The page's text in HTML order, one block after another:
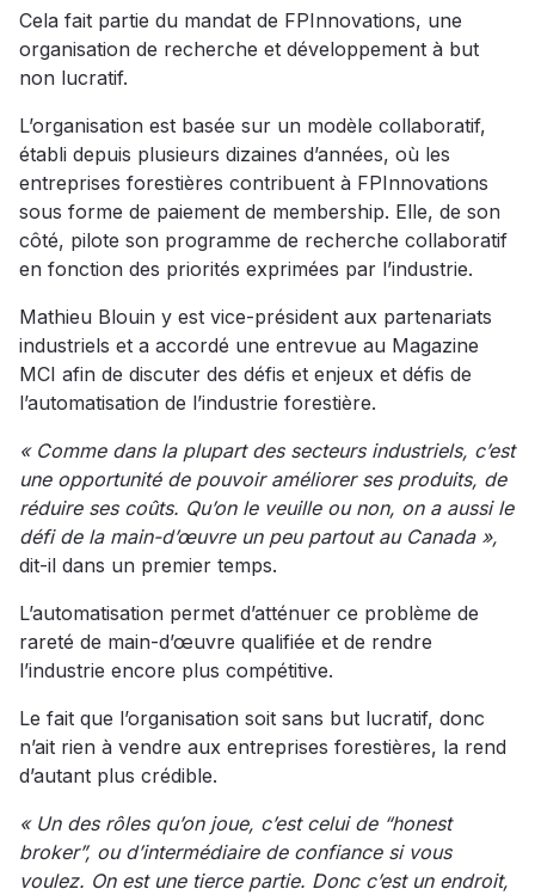
Cela fait partie du mandat de FPInnovations, une
organisation de recherche et développement à but
non lucratif.
L’organisation est basée sur un modèle collaboratif,
établi depuis plusieurs dizaines d’années, où les
entreprises forestières contribuent à FPInnovations
sous forme de paiement de membership. Elle, de son
côté, pilote son programme de recherche collaboratif
en fonction des priorités exprimées par l’industrie.
Mathieu Blouin y est vice-président aux partenariats
industriels et a accordé une entrevue au Magazine
MCI afin de discuter des défis et enjeux et défis de
l’automatisation de l’industrie forestière.
« Comme dans la plupart des secteurs industriels, c’est
une opportunité de pouvoir améliorer ses produits, de
réduire ses coûts. Qu’on le veuille ou non, on a aussi le
défi de la main-d’œuvre un peu partout au Canada »,
dit-il dans un premier temps.
L’automatisation permet d’atténuer ce problème de
rareté de main-d’œuvre qualifiée et de rendre
l’industrie encore plus compétitive.
Le fait que l’organisation soit sans but lucratif, donc
n’ait rien à vendre aux entreprises forestières, la rend
d’autant plus crédible.
« Un des rôles qu’on joue, c’est celui de “honest
broker”, ou d’intermédiaire de confiance si vous
voulez. On est une tierce partie. Donc c’est un endroit,